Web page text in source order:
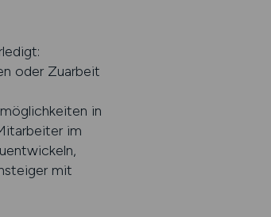
oder Zuarbeit
in
im
mit